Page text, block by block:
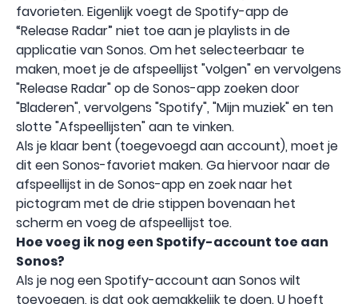
favorieten. Eigenlijk voegt de Spotify-app de
“Release Radar” niet toe aan je playlists in de
applicatie van Sonos. Om het selecteerbaar te
maken, moet je de afspeellijst "volgen" en vervolgens
"Release Radar" op de Sonos-app zoeken door
"Bladeren", vervolgens "Spotify", "Mijn muziek" en ten
slotte "Afspeellijsten" aan te vinken.
Als je klaar bent (toegevoegd aan account), moet je
dit een Sonos-favoriet maken. Ga hiervoor naar de
afspeellijst in de Sonos-app en zoek naar het
pictogram met de drie stippen bovenaan het
scherm en voeg de afspeellijst toe.
Hoe voeg ik nog een Spotify-account toe aan
Sonos?
Als je nog een Spotify-account aan Sonos wilt
toevoegen, is dat ook gemakkelijk te doen. U hoeft